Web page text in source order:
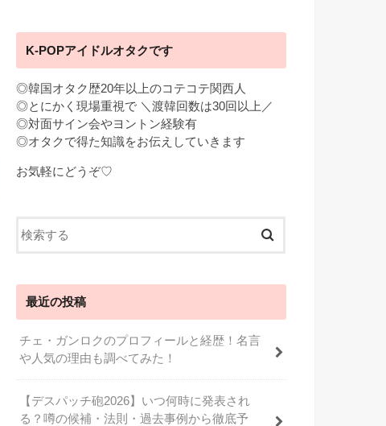
K-POPアイドルオタクです
◎韓国オタク歴20年以上のコテコテ関西人
◎とにかく現場重視で ＼渡韓回数は30回以上／
◎対面サイン会やヨントン経験有
◎オタクで得た知識をお伝えしていきます
お気軽にどうぞ♡
最近の投稿
チェ・ガンロクのプロフィールと経歴！名言
や人気の理由も調べてみた！
【デスパッチ砲2026】いつ何時に発表され
る？噂の候補・法則・過去事例から徹底予